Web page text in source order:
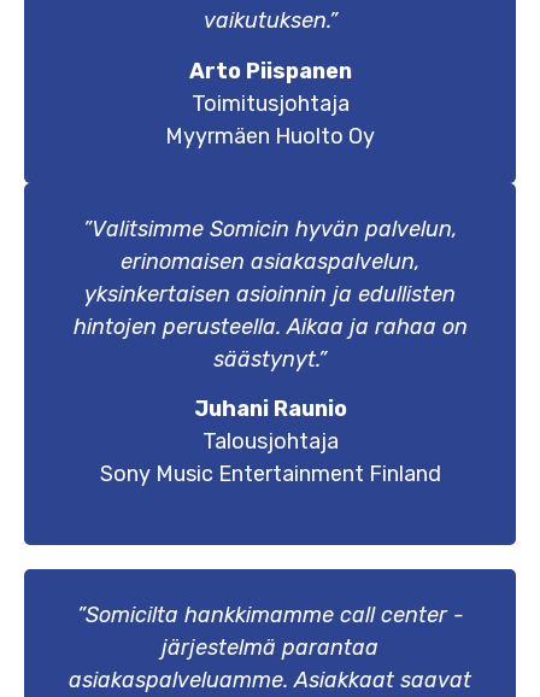
vaikutuksen.”
Arto Piispanen
Toimitusjohtaja
Myyrmäen Huolto Oy
”Valitsimme Somicin hyvän palvelun,
erinomaisen asiakaspalvelun,
yksinkertaisen asioinnin ja edullisten
hintojen perusteella. Aikaa ja rahaa on
säästynyt.”
Juhani Raunio
Talousjohtaja
Sony Music Entertainment Finland
”Somicilta hankkimamme call center -
järjestelmä parantaa
asiakaspalveluamme. Asiakkaat saavat